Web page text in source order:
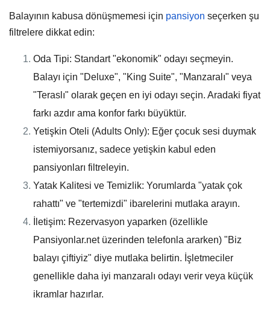
Balayının kabusa dönüşmemesi için pansiyon seçerken şu
filtrelere dikkat edin:
Oda Tipi: Standart "ekonomik" odayı seçmeyin.
Balayı için "Deluxe", "King Suite", "Manzaralı" veya
"Teraslı" olarak geçen en iyi odayı seçin. Aradaki fiyat
farkı azdır ama konfor farkı büyüktür.
Yetişkin Oteli (Adults Only): Eğer çocuk sesi duymak
istemiyorsanız, sadece yetişkin kabul eden
pansiyonları filtreleyin.
Yatak Kalitesi ve Temizlik: Yorumlarda "yatak çok
rahattı" ve "tertemizdi" ibarelerini mutlaka arayın.
İletişim: Rezervasyon yaparken (özellikle
Pansiyonlar.net üzerinden telefonla ararken) "Biz
balayı çiftiyiz" diye mutlaka belirtin. İşletmeciler
genellikle daha iyi manzaralı odayı verir veya küçük
ikramlar hazırlar.